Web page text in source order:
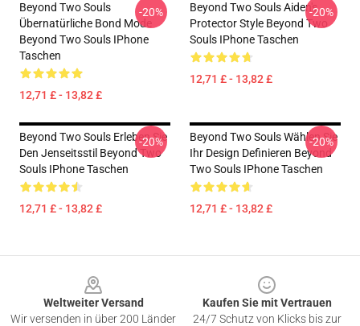
Beyond Two Souls
Übernatürliche Bond Mode
Beyond Two Souls IPhone
Taschen
12,71 £ - 13,82 £
-20%
Beyond Two Souls Aiden's
Protector Style Beyond Two
Souls IPhone Taschen
12,71 £ - 13,82 £
-20%
Beyond Two Souls Erleben Sie
Den Jenseitsstil Beyond Two
Souls IPhone Taschen
12,71 £ - 13,82 £
-20%
Beyond Two Souls Wählen Sie
Ihr Design Definieren Beyond
Two Souls IPhone Taschen
12,71 £ - 13,82 £
-20%
Weltweiter Versand
Wir versenden in über 200 Länder
Kaufen Sie mit Vertrauen
24/7 Schutz von Klicks bis zur